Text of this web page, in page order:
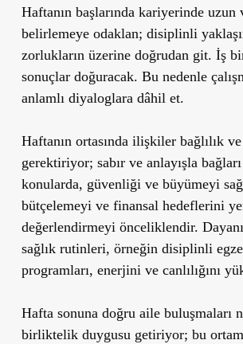
Haftanın başlarında kariyerinde
belirlemeye odaklan; disiplinli
zorlukların üzerine doğrudan git. İş
sonuçlar doğuracak. Bu nedenle
anlamlı diyaloglara dâhil et.
Haftanın ortasında ilişkiler bağlılık
gerektiriyor; sabır ve anlayışla
konularda, güvenliği ve büyümeyi
bütçelemeyi ve finansal hedeflerini
değerlendirmeyi önceliklendir.
sağlık rutinleri, örneğin disiplinli
programları, enerjini ve canlılığını
Hafta sonuna doğru aile buluşmaları
birliktelik duygusu getiriyor; bu